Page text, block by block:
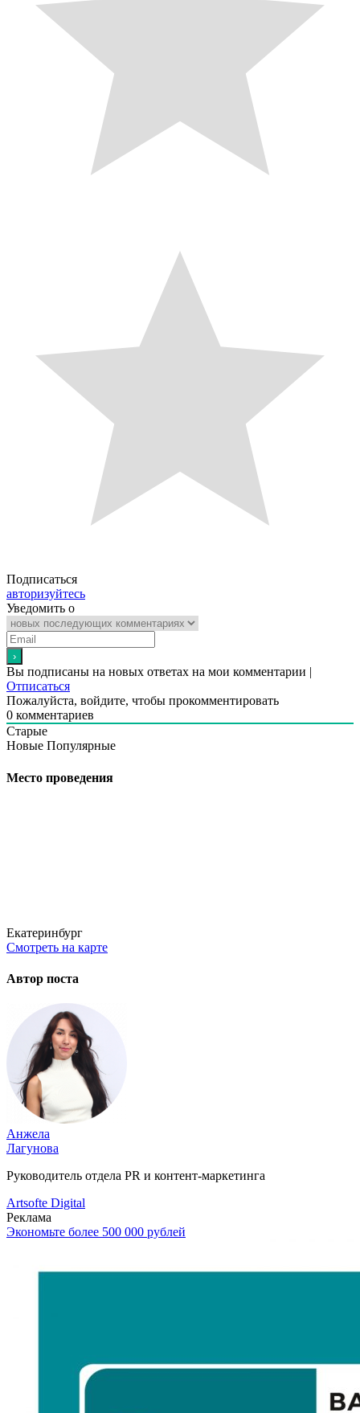
Подписаться
авторизуйтесь
Уведомить о
Вы подписаны на новых ответах на мои комментарии |
Отписаться
Пожалуйста, войдите, чтобы прокомментировать
0 комментариев
Старые
Новые Популярные
Место проведения
Екатеринбург
Смотреть на карте
Автор поста
Анжела
Лагунова
Руководитель отдела PR и контент-маркетинга
Artsofte Digital
Реклама
Экономьте более 500 000 рублей